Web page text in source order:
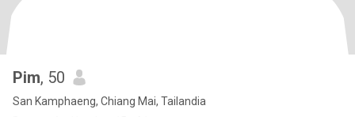
Pim, 50
San Kamphaeng, Chiang Mai, Tailandia